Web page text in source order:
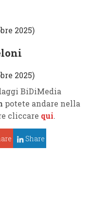
BiDiMedia
potete andare nella
cliccare qui.
Share